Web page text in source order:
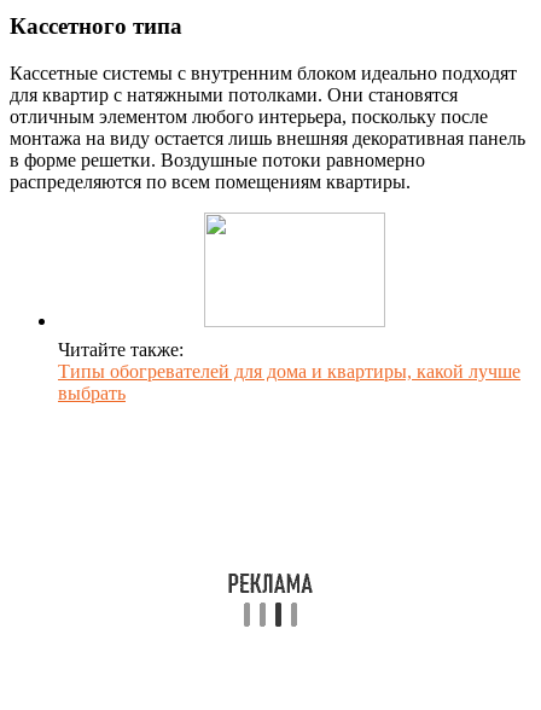
Кассетного типа
Кассетные системы с внутренним блоком идеально подходят
для квартир с натяжными потолками. Они становятся
отличным элементом любого интерьера, поскольку после
монтажа на виду остается лишь внешняя декоративная панель
в форме решетки. Воздушные потоки равномерно
распределяются по всем помещениям квартиры.
Читайте также:
Типы обогревателей для дома и квартиры, какой лучше
выбрать